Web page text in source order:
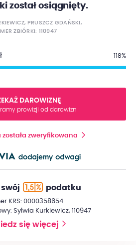
został osiągnięty.
PRUSZCZ GDAŃSKI,
ZBIÓRKI: 110947
118%
DAROWIZNĘ
prowizji od darowizn
została zweryfikowana
swój podatku
KRS: 0000358654
Sylwia Kurkiewicz, 110947
się więcej